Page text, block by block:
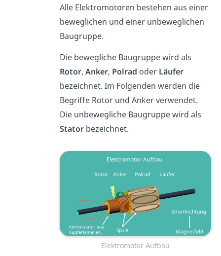
Alle Elektromotoren bestehen aus einer
beweglichen und einer unbeweglichen
Baugruppe.
Die bewegliche Baugruppe wird als
Rotor,Anker, Polrad oder Läufer
bezeichnet. Im Folgenden werden die
Begriffe Rotor und Anker verwendet.
Die unbewegliche Baugruppe wird als
Stator bezeichnet.
Elektromotor Aufbau